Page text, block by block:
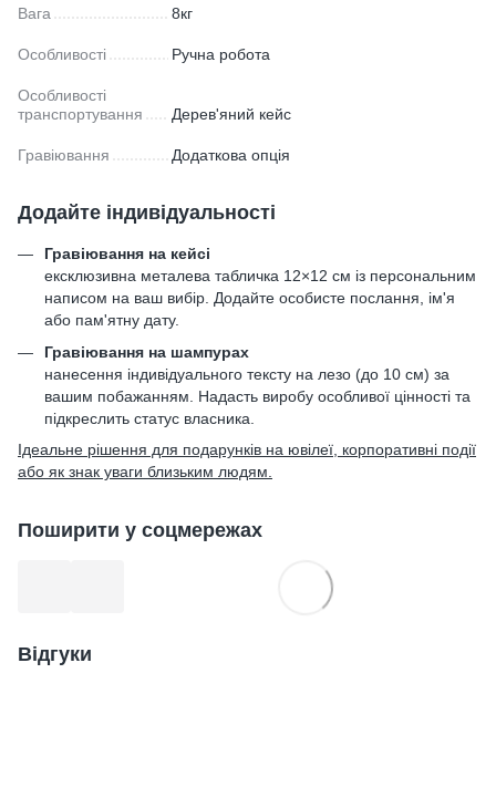
Вага 8кг
Особливості Ручна робота
Особливості
транспортування
Дерев'яний кейс
Гравіювання Додаткова опція
Додайте індивідуальності
Гравіювання на кейсі
ексклюзивна металева табличка 12×12 см із персональним
написом на ваш вибір. Додайте особисте послання, ім'я
або пам'ятну дату.
Гравіювання на шампурах
нанесення індивідуального тексту на лезо (до 10 см) за
вашим побажанням. Надасть виробу особливої цінності та
підкреслить статус власника.
Ідеальне рішення для подарунків на ювілеї, корпоративні події
або як знак уваги близьким людям.
Поширити у соцмережах
Відгуки